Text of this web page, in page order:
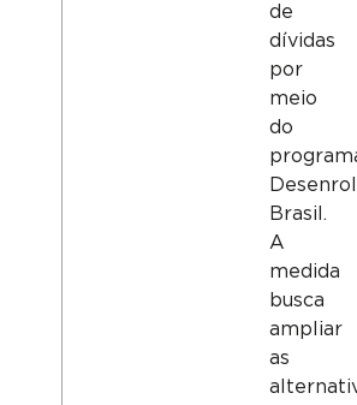
de
dívidas
por
meio
do
Brasil.
A
medida
busca
ampliar
as